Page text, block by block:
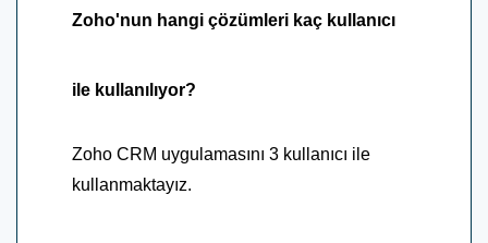
Zoho'nun hangi çözümleri kaç kullanıcı
ile kullanılıyor?
Zoho CRM uygulamasını 3 kullanıcı ile
kullanmaktayız.